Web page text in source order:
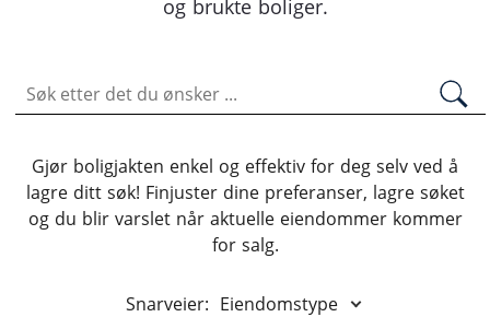
og brukte boliger.
Gjør boligjakten enkel og effektiv for deg selv ved å
lagre ditt søk! Finjuster dine preferanser, lagre søket
og du blir varslet når aktuelle eiendommer kommer
for salg.
Snarveier: Eiendomstype